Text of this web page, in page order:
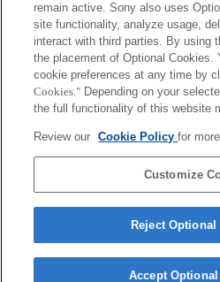
Abhängig von den Aufnahmebedingungen
ungleichmäßig sein. Setzen Sie [Vord.
Der Bildwinkel wird auf das APS-C-Format
Wenn Sie das A-Mount-Objektiv mit dem
Unterstützung nicht automatisch aktiv, wenn
können das Bild vergrößern, indem Sie die
"MF-Unterstützung" in den "Key-
Touch-Auslöser funktioniert nicht.
dieser Funktion auf ein Motiv zu
oder das Motiv sich an den Ecken des
remain active. Sony also uses
site functionality, analyze usage,
interact with third parties. By using
the placement of Optional Cookies.
cookie preferences at any time by
Cookies." Depending on your
the full functionality of this website
Review our Cookie Policyfor
Customize
Reject Optional
Accept